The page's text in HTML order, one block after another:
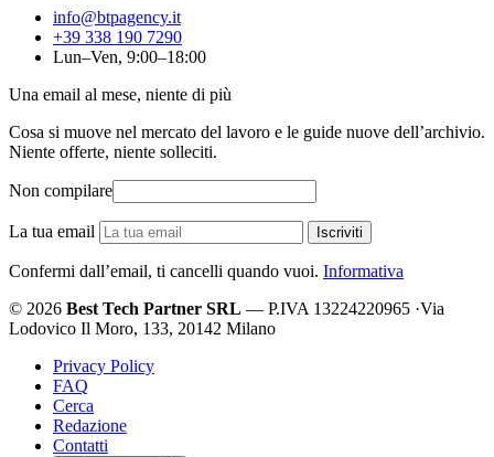
info@btpagency.it
+39 338 190 7290
Lun–Ven, 9:00–18:00
Una email al mese, niente di più
Cosa si muove nel mercato del lavoro e le guide nuove dell’archivio.
Niente offerte, niente solleciti.
Non compilare
La tua email Iscriviti
Confermi dall’email, ti cancelli quando vuoi. Informativa
© 2026 Best Tech Partner SRL — P.IVA 13224220965 ·Via
Lodovico Il Moro, 133, 20142 Milano
Privacy Policy
FAQ
Cerca
Redazione
Contatti